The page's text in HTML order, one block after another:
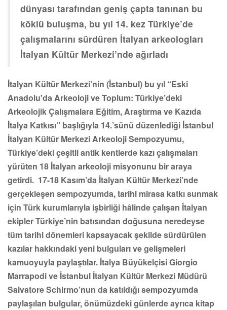
dünyası tarafından geniş çapta tanınan bu
köklü buluşma, bu yıl 14. kez Türkiye’de
çalışmalarını sürdüren İtalyan arkeologları
İtalyan Kültür Merkezi’nde ağırladı
İtalyan Kültür Merkezi’nin (İstanbul) bu yıl “Eski
Anadolu'da Arkeoloji ve Toplum: Türkiye’deki
Arkeolojik Çalışmalara Eğitim, Araştırma ve Kazıda
İtalya Katkısı” başlığıyla 14.’sünü düzenlediği İstanbul
İtalyan Kültür Merkezi Arkeoloji Sempozyumu,
Türkiye’deki çeşitli antik kentlerde kazı çalışmaları
yürüten 18 İtalyan arkeoloji misyonunu bir araya
getirdi. 17-18 Kasım’da İtalyan Kültür Merkezi’nde
gerçekleşen sempozyumda, tarihi mirasa katkı sunmak
için Türk kurumlarıyla işbirliği hâlinde çalışan İtalyan
ekipler Türkiye’nin batısından doğusuna neredeyse
tüm tarihi dönemleri kapsayacak şekilde sürdürülen
kazılar hakkındaki yeni bulguları ve gelişmeleri
kamuoyuyla paylaştılar. İtalya Büyükelçisi Giorgio
Marrapodi ve İstanbul İtalyan Kültür Merkezi Müdürü
Salvatore Schirmo’nun da katıldığı sempozyumda
paylaşılan bulgular, önümüzdeki günlerde ayrıca kitap